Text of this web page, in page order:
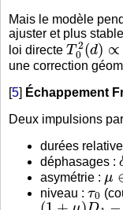
Mais le modèle
ajuster et plus
loi directe
T02(d)∝
une correction
[5] Échappement
Deux impulsions
durées
déphasages :
asymétrie :
μ
niveau :
τ0
(1+μ)D 1− (1